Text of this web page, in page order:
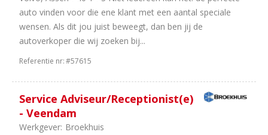
auto vinden voor die ene klant met een aantal speciale
wensen. Als dit jou juist beweegt, dan ben jij de
autoverkoper die wij zoeken bij...
Referentie nr:#57615
Service Adviseur/Receptionist(e)
- Veendam
Werkgever: Broekhuis